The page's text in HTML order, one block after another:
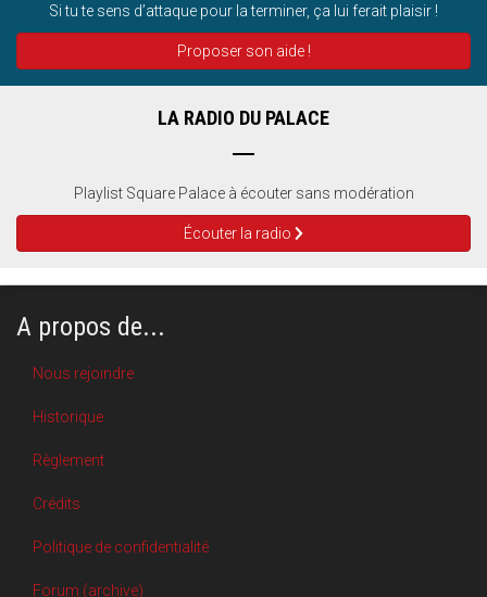
Si tu te sens d’attaque pour la terminer, ça lui ferait plaisir !
Proposer son aide !
LA RADIO DU PALACE
Playlist Square Palace à écouter sans modération
Écouter la radio
A propos de...
Nous rejoindre
Historique
Règlement
Crédits
Politique de confidentialité
Forum (archive)